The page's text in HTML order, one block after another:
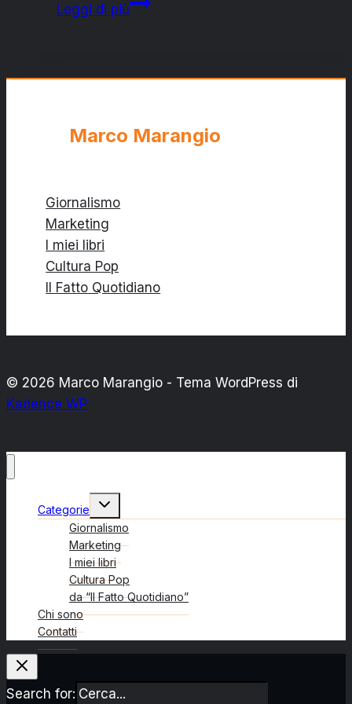
Leggi di più
reprime
Marco Marangio
Giornalismo
Marketing
I miei libri
Cultura Pop
Il Fatto Quotidiano
© 2026 Marco Marangio - Tema WordPress di
Kadence WP
Categorie
Alterna
figlio
Giornalismo
Marketing
I miei libri
Cultura Pop
da “Il Fatto Quotidiano”
Chi sono
Contatti
Search for: